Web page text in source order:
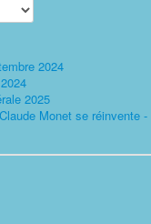
2024
2025
Monet se réinvente -